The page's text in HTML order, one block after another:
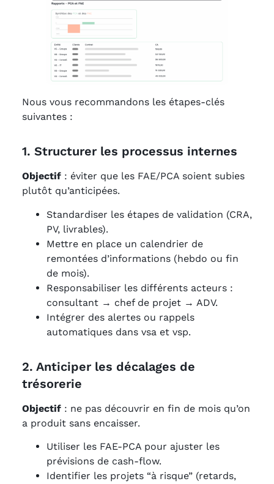
Nous vous recommandons les étapes-clés
suivantes :
1. Structurer les processus internes
Objectif : éviter que les FAE/PCA soient subies
plutôt qu’anticipées.
Standardiser les étapes de validation (CRA,
PV, livrables).
Mettre en place un calendrier de
remontées d’informations (hebdo ou fin
de mois).
Responsabiliser les différents acteurs :
consultant → chef de projet → ADV.
Intégrer des alertes ou rappels
automatiques dans vsa et vsp.
2. Anticiper les décalages de
trésorerie
Objectif : ne pas découvrir en fin de mois qu’on
a produit sans encaisser.
Utiliser les FAE-PCA pour ajuster les
prévisions de cash-flow.
Identifier les projets “à risque” (retards,